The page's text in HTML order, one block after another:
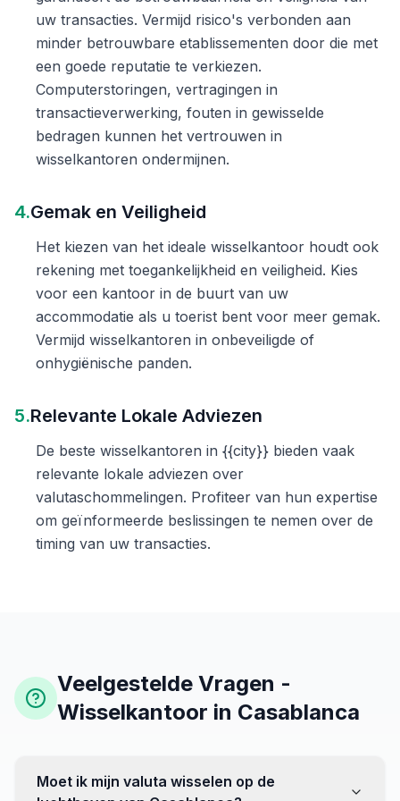
uw transacties. Vermijd risico's verbonden aan
minder betrouwbare etablissementen door die met
een goede reputatie te verkiezen.
Computerstoringen, vertragingen in
transactieverwerking, fouten in gewisselde
bedragen kunnen het vertrouwen in
wisselkantoren ondermijnen.
4.Gemak en Veiligheid
Het kiezen van het ideale wisselkantoor houdt ook
rekening met toegankelijkheid en veiligheid. Kies
voor een kantoor in de buurt van uw
accommodatie als u toerist bent voor meer gemak.
Vermijd wisselkantoren in onbeveiligde of
onhygiënische panden.
5.Relevante Lokale Adviezen
De beste wisselkantoren in {{city}} bieden vaak
relevante lokale adviezen over
valutaschommelingen. Profiteer van hun expertise
om geïnformeerde beslissingen te nemen over de
timing van uw transacties.
Veelgestelde Vragen -
Wisselkantoor in Casablanca
Moet ik mijn valuta wisselen op de